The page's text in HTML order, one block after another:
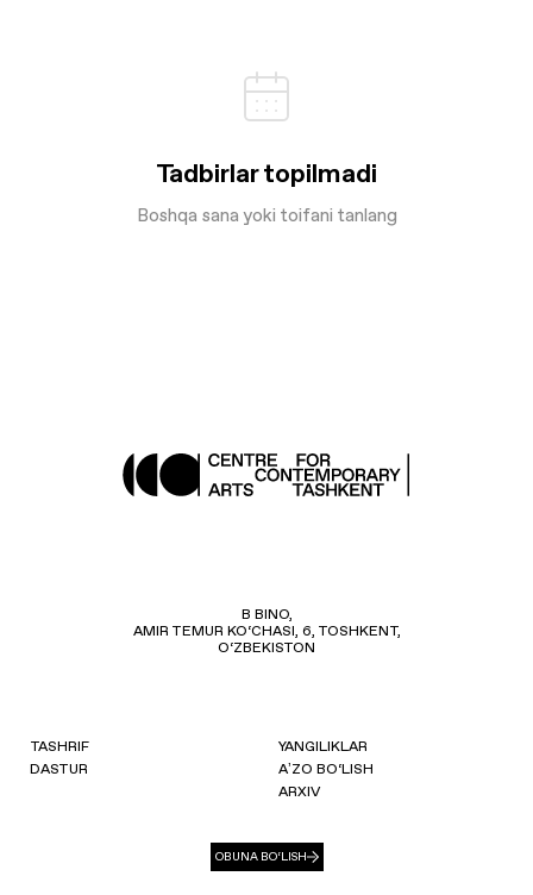
Tadbirlar topilmadi
Boshqa sana yoki toifani tanlang
B BINO,
AMIR TEMUR KO‘CHASI, 6, TOSHKENT,
O‘ZBEKISTON
TASHRIF
DASTUR
YANGILIKLAR
AʼZO BO‘LISH
ARXIV
OBUNA BO‘LISH